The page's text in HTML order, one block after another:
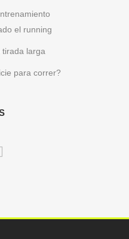
el running
larga
para correr?